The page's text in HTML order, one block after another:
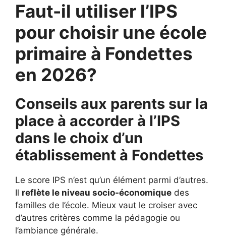
Faut-il utiliser l’IPS
pour choisir une école
primaire à Fondettes
en 2026?
Conseils aux parents sur la
place à accorder à l’IPS
dans le choix d’un
établissement à Fondettes
Le score IPS n’est qu’un élément parmi d’autres.
Il reflète le niveau socio-économique des
familles de l’école. Mieux vaut le croiser avec
d’autres critères comme la pédagogie ou
l’ambiance générale.